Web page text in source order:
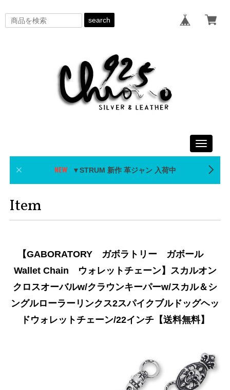
search
Toggle
▼STRUM 新作 革ジャン 入荷中
Item
【GABORATORY ガボラトリー ガボール
Wallet Chain ウォレットチェーン】スカルオン
クロスオーバルw/クラウンキーパーw/スカル＆シ
ングルローラーリンクス2スパイクブルドッグヘッ
ドウォレットチェーン/22インチ【送料無料】